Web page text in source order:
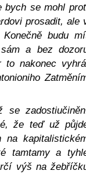
bych se mohl
prosadit, ale
budu
a bez
to nakonec
že teď už
na
tamtamy a
výš na